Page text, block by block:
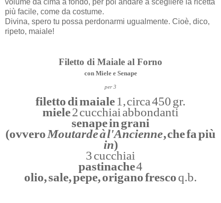
più facile, come da costume.
Divina, spero tu possa perdonarmi ugualmente. Cioè, dico,
ripeto, maiale!
Filetto di Maiale al Forno
con Miele e Senape
per 3
filetto di maiale1, circa 450 gr.
miele2 cucchiai abbondanti
senape in grani
(ovvero Moutarde à l'Ancienne, che fa più
in)
3 cucchiai
pastinache4
olio, sale, pepe, origano frescoq.b.